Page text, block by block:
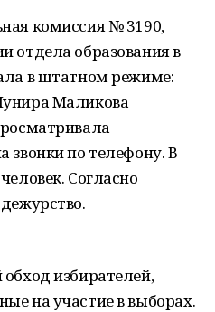
комиссия № 3190,
отдела образования в
в штатном режиме:
Маликова
звонки по телефону. В
Согласно
избирателей,
на участие в выборах.